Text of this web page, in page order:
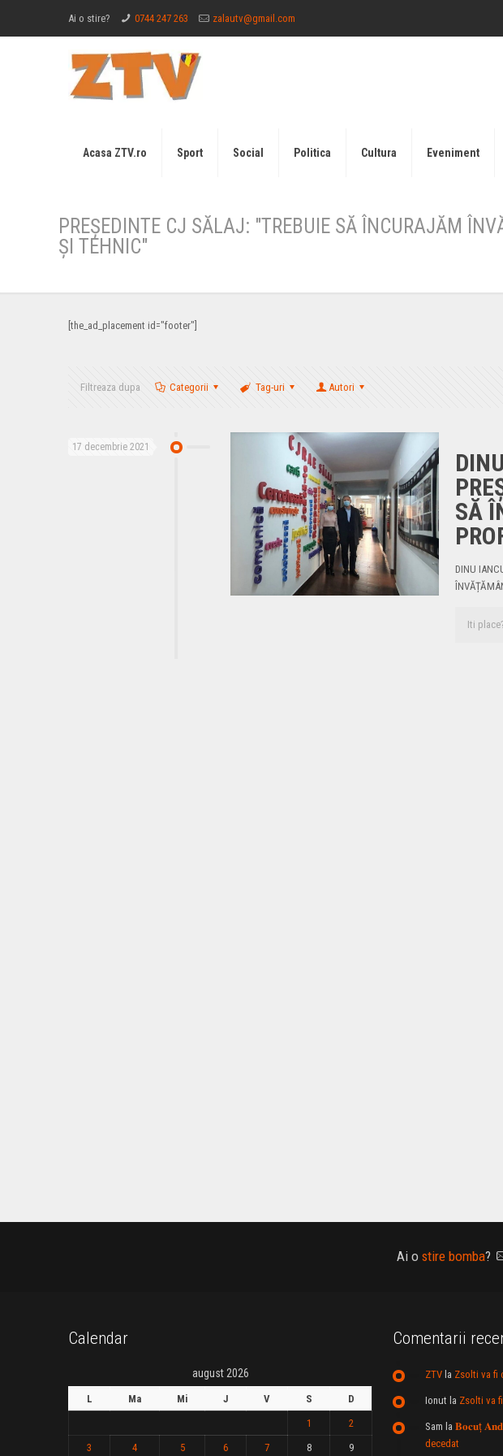
Ai o stire? 0744 247 263 zalautv@gmail.com
Acasa ZTV.ro Sport Social Politica Cultura Eveniment
PREȘEDINTE CJ SĂLAJ: "TREBUIE SĂ ÎNCURAJĂM
ȘI TEHNIC"
[the_ad_placement id="footer"]
Filtreaza dupa Categorii Tag-uri Autori
17 decembrie 2021
SĂ
DINU
Iti
Ai o stire bomba?
Calendar
august 2026
L Ma Mi J V S
D
1
2
3
4 5 6 7 8 9
Comentarii
ZTVla Zsolti va fi
Ionut la Zsolti va
Sam la 𝐁𝐨𝐜𝐮ț
decedat